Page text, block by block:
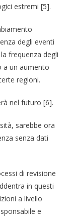
estremi [5].
degli eventi
frequenza degli
a un aumento
regioni.
nel futuro [6].
sarebbe ora
senza dati
di revisione
in questi
a livello
e